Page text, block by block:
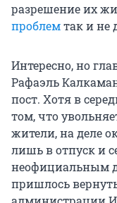
разрешение их
проблемтак и не
Интересно, но
Рафаэль
пост. Хотя в
том, что
жители, на деле
лишь в отпуск и
неофициальным
пришлось